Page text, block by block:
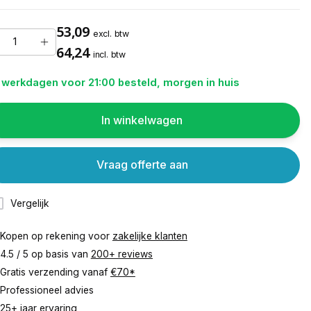
53,09 excl. btw
64,24 incl. btw
werkdagen voor 21:00 besteld, morgen in huis
In winkelwagen
Vergelijk
Vraag offerte aan
Kopen op rekening voor zakelijke klanten
4.5 / 5 op basis van 200+ reviews
Gratis verzending vanaf €70*
Professioneel advies
25+ jaar ervaring